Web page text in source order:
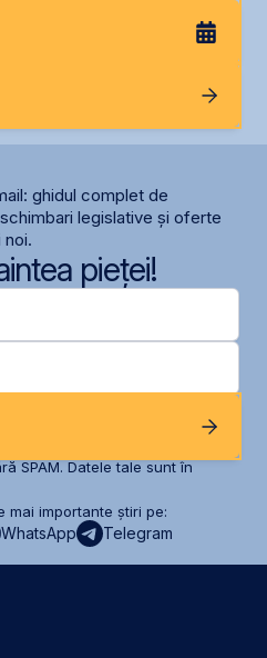
ghidul complet de
legislative și oferte
pieței!
SPAM. Datele tale sunt în
mai importante știri pe:
WhatsApp Telegram